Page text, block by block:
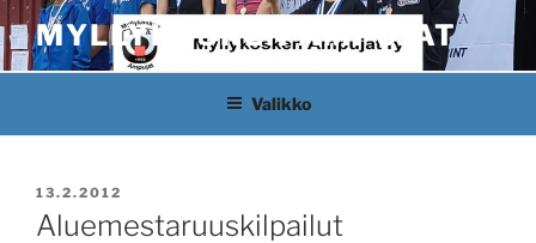
Siirry
sisältöönMYLLYKOSKEN AMPUJAT
Valikko
JULKAISTU
13.2.2012
Aluemestaruuskilpailut